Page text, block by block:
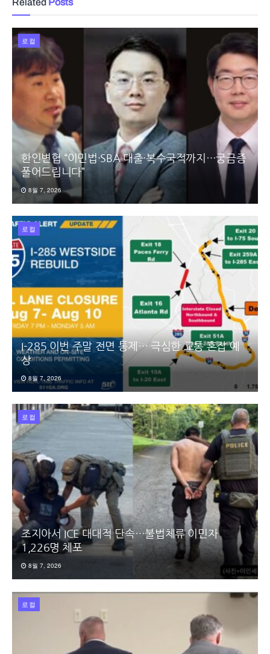
Related Posts
로컬
한인변협 “이민법·SBA 대출·복수국적까지…궁금증
풀어드립니다”
8월 7, 2026
로컬
I-285 이번 주말 전면 통제… 극심한 교통 혼잡 예
상
8월 7, 2026
로컬
조지아서 ICE 대대적 단속…불법체류 이민자
1,226명 체포
8월 7, 2026
로컬